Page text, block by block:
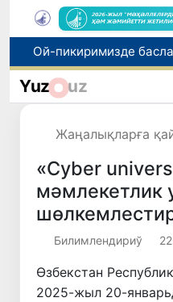
Yuz uz
Жаңалықларға
«Cyber
мәмлекетлик
Билимлендириў
Өзбекстан
2025-жыл 20-